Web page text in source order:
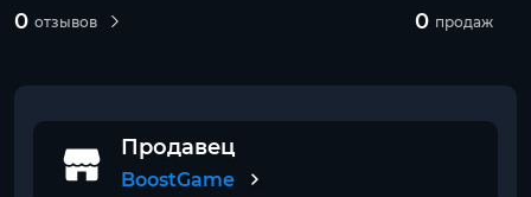
0 отзывов 0 продаж
Продавец
BoostGame